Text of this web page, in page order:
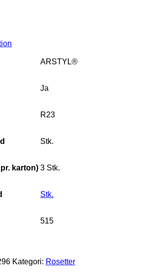
ARSTYL®
Ja
R23
Stk.
karton) 3 Stk.
Stk.
515
Kategori: Rosetter